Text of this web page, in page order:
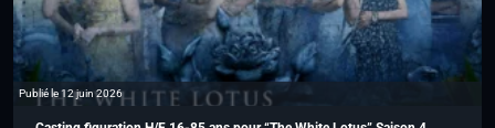
Publié le 12 juin 2026